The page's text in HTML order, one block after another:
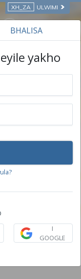
XH_ZA ULWIMI
BHALISA
yakho
I
GOOGLE